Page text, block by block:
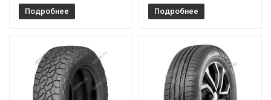
Подробнее Подробнее